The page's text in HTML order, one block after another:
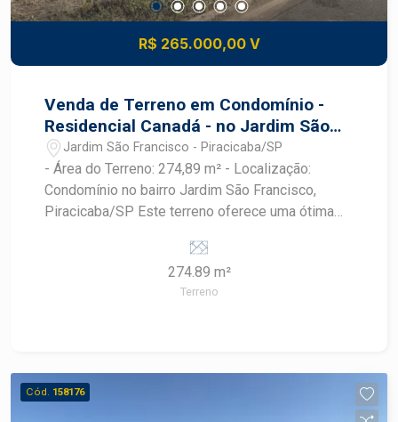
R$ 265.000,00 V
Venda de Terreno em Condomínio -
Residencial Canadá - no Jardim São
Francisco - Piracicaba/SP
Jardim São Francisco - Piracicaba/SP
- Área do Terreno: 274,89 m² - Localização:
Condomínio no bairro Jardim São Francisco,
Piracicaba/SP Este terreno oferece uma ótima
dos sonhos em um ambiente tranquilo e seguro.
O Jardim São Francisco é um bairro bastante
procurado, conhecido por sua infraestrutura e
274.89 m²
Terreno
Cód. 158176